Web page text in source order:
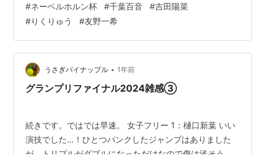
からの女子FSでは、ジャンプの不調によりSP11位通過と
なっていた吉田陽菜選手が自身がいいイメージを持つと
いう鶴プロを熱演。冒頭のトリプルアクセルは転倒して
しまいましたが、ジャンプの乱れを最小限にとどめ、吉
田ワールドを全開。この思い入れのあるFSで、総合
155.84点と点数を伸ばし一気に…
#ネーベルホルン杯 #千葉百音 #吉田陽菜
#りくりゅう #友野一希
うさぎパイナップル • 1年前
グランプリファイナル2024雑感③